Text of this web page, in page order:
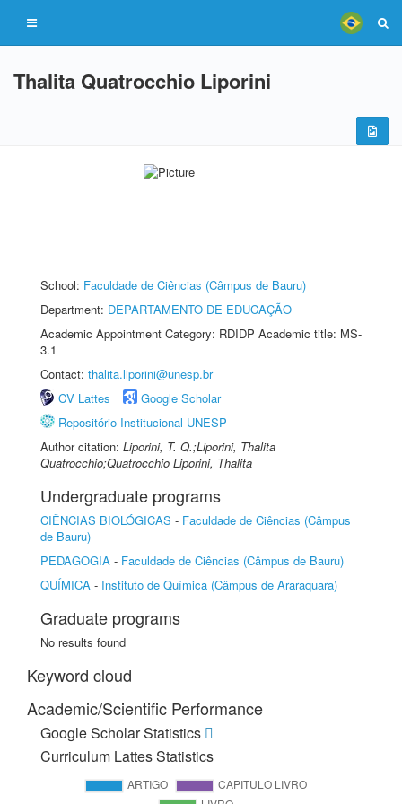
Thalita Quatrocchio Liporini
School: Faculdade de Ciências (Câmpus de Bauru)
Department: DEPARTAMENTO DE EDUCAÇÃO
Academic Appointment Category: RDIDP Academic title: MS-
3.1
Contact: thalita.liporini@unesp.br
CV Lattes
Google Scholar
Repositório Institucional UNESP
Author citation: Liporini, T. Q.;Liporini, Thalita
Quatrocchio;Quatrocchio Liporini, Thalita
Undergraduate programs
CIÊNCIAS BIOLÓGICAS - Faculdade de Ciências (Câmpus
de Bauru)
PEDAGOGIA - Faculdade de Ciências (Câmpus de Bauru)
QUÍMICA - Instituto de Química (Câmpus de Araraquara)
Graduate programs
No results found
Keyword cloud
Academic/Scientific Performance
Google Scholar Statistics
Curriculum Lattes Statistics